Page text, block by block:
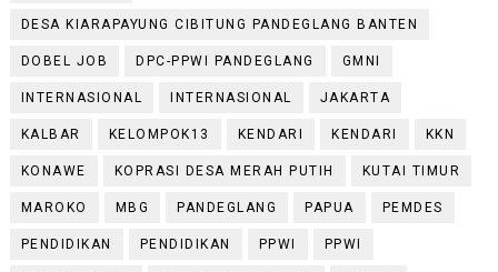
DESA KIARAPAYUNG CIBITUNG PANDEGLANG BANTEN
DOBEL JOB DPC-PPWI PANDEGLANG GMNI
INTERNASIONAL INTERNASIONAL JAKARTA
KALBAR KELOMPOK13 KENDARI KENDARI KKN
KONAWE KOPRASI DESA MERAH PUTIH KUTAI TIMUR
MAROKO MBG PANDEGLANG PAPUA PEMDES
PENDIDIKAN PENDIDIKAN PPWI PPWI